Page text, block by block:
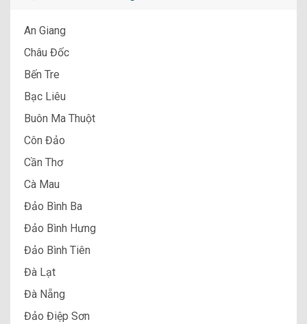
An Giang
Châu Đốc
Bến Tre
Bạc Liêu
Buôn Ma Thuột
Côn Đảo
Cần Thơ
Cà Mau
Đảo Bình Ba
Đảo Bình Hưng
Đảo Bình Tiên
Đà Lạt
Đà Nẵng
Đảo Điệp Sơn